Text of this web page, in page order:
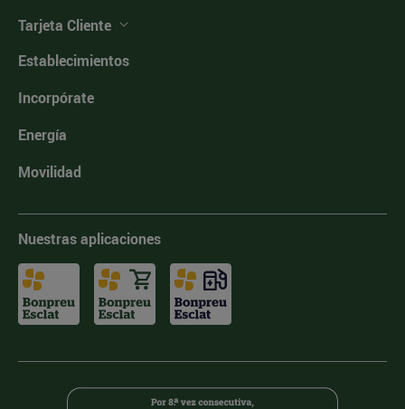
Tarjeta Cliente
Establecimientos
Incorpórate
Energía
Movilidad
Nuestras aplicaciones